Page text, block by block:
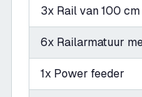
3x Rail van 100 cm
6x Railarmatuur
1x Power feeder